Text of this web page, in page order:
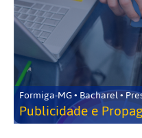
Formiga-MG • Bacharel •
Publicidade e